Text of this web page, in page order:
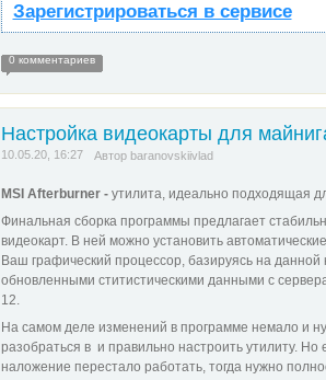
Зарегистрироваться в сервисе
0 комментариев
Настройка видеокарты для
10.05.20, 16:27 Автор baranovskiivlad
MSI Afterburner - утилита, идеально подходящая
Финальная сборка программы предлагает
видеокарт. В ней можно установить
Ваш графический процессор, базируясь на
обновленными ститистическими данными с
12.
На самом деле изменений в программе немало и
разобраться в и правильно настроить утилиту. Но
наложение перестало работать, тогда нужно